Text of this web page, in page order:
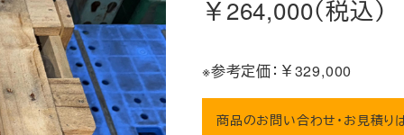
￥264,000（税込）
※参考定価：￥329,000
商品のお問い合わせ・お見積り